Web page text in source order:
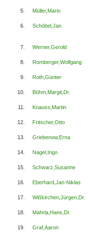
5. Müller,Mario
6. Schöbel,Jan
7. Werner,Gerold
8. Romberger,Wolfgang
9. Roth,Günter
10. Böhm,Margit,Dr.
11. Knauss,Martin
12. Fritscher,Otto
13. Griebenow,Erna
14. Nagel,Ingo
15. Schwarz,Susanne
16. Eberhard,Jan-Niklas
17. Wißkirchen,Jürgen,Dr.
18. Mahrla,Hans,Dr.
19. Graf,Aaron